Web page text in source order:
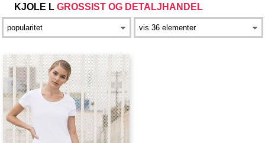
KJOLE L GROSSIST OG DETALJHANDEL